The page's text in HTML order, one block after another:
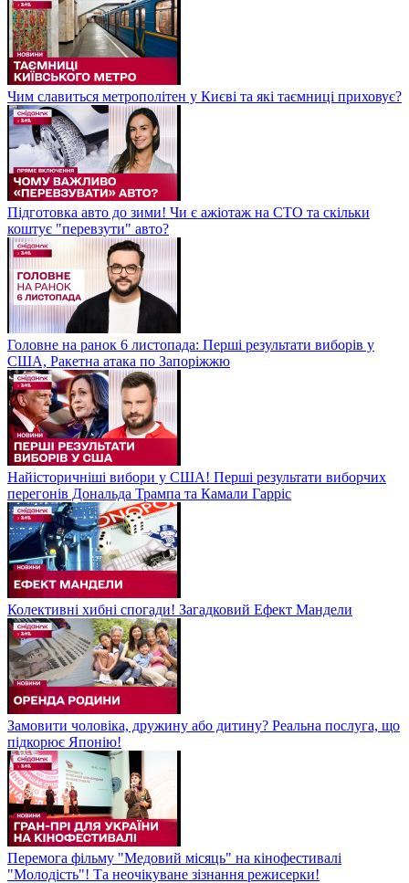
Чим славиться метрополітен у Києві та які таємниці приховує?
Підготовка авто до зими! Чи є ажіотаж на СТО та скільки
коштує "перевзути" авто?
Головне на ранок 6 листопада: Перші результати виборів у
США, Ракетна атака по Запоріжжю
Найісторичніші вибори у США! Перші результати виборчих
перегонів Дональда Трампа та Камали Гарріс
Колективні хибні спогади! Загадковий Ефект Мандели
Замовити чоловіка, дружину або дитину? Реальна послуга, що
підкорює Японію!
Перемога фільму "Медовий місяць" на кінофестивалі
"Молодість"! Та неочікуване зізнання режисерки!